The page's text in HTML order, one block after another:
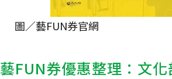
圖／藝FUN券官網
藝FUN券優惠整理：文化